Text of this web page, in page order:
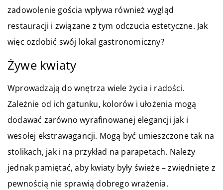
zadowolenie gościa wpływa również wygląd
restauracji i związane z tym odczucia estetyczne. Jak
więc ozdobić swój lokal gastronomiczny?
Żywe kwiaty
Wprowadzają do wnętrza wiele życia i radości.
Zależnie od ich gatunku, kolorów i ułożenia mogą
dodawać zarówno wyrafinowanej elegancji jak i
wesołej ekstrawagancji. Mogą być umieszczone tak na
stolikach, jak i na przykład na parapetach. Należy
jednak pamiętać, aby kwiaty były świeże – zwiędnięte z
pewnością nie sprawią dobrego wrażenia.